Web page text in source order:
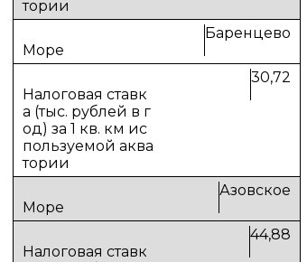
Баренцево
30,72
Азовское
44,88